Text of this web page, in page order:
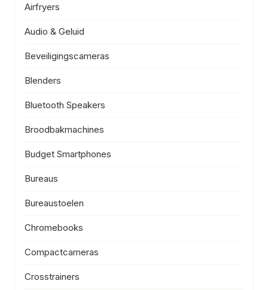
Airfryers
Audio & Geluid
Beveiligingscameras
Blenders
Bluetooth Speakers
Broodbakmachines
Budget Smartphones
Bureaus
Bureaustoelen
Chromebooks
Compactcameras
Crosstrainers